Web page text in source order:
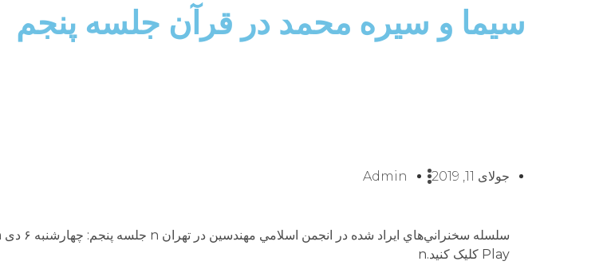
سيما و سيره محمد در قرآن جلسه پنجم
جولای 11, 2019 Admin
Play کلیک کنید.n